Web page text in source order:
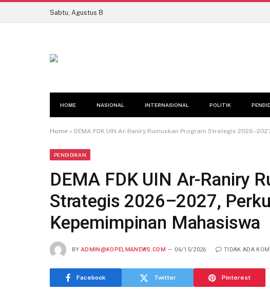
Sabtu, Agustus 8
HOME NASIONAL INTERNASIONAL POLITIK
Home » DEMA FDK UIN Ar-Raniry Rumuskan Program Strategis
PENDIDIKAN
DEMA FDK UIN Ar-Raniry
Strategis 2026–2027,
Kepemimpinan Mahasiswa
BY ADMIN@KOPELMANEWS.COM 06/15/2026 TIDAK ADA
Facebook Twitter Pinterest